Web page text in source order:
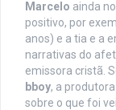
Marcelo ainda
positivo, por
anos) e a tia e a
narrativas do
emissora cristã.
bboy, a
sobre o que foi